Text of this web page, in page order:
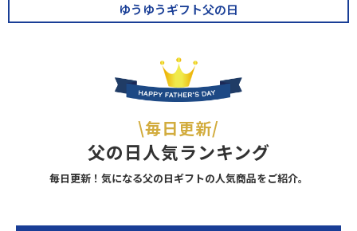
ゆうゆうギフト父の日
\毎日更新/
父の日人気ランキング
毎日更新！気になる父の日ギフトの人気商品をご紹介。